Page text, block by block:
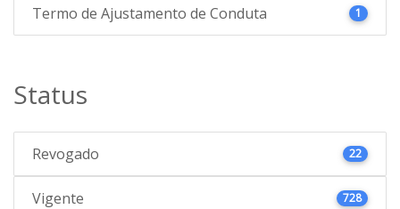
Termo de Ajustamento de Conduta 1
Status
Revogado 22
Vigente 728